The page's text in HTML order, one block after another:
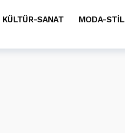
KÜLTÜR-SANAT MODA-STİL